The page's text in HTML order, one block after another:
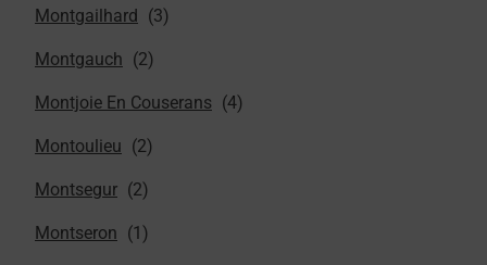
Montgailhard
Montgauch
Montjoie En Couserans
Montoulieu
Montsegur
Montseron